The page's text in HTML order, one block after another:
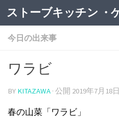
今日の出来事
ワラビ
BY KITAZAWA · 公開 2019年7月18日
春の山菜「ワラビ」